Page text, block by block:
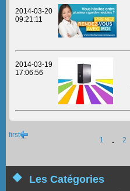
2014-03-20
09:21:11
2014-03-19
17:06:56
first
1 - 2
Les Catégories